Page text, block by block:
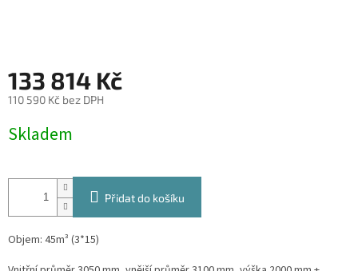
133 814 Kč
110 590 Kč bez DPH
cena:
Skladem
Přidat do košíku
Objem: 45m³ (3*15)